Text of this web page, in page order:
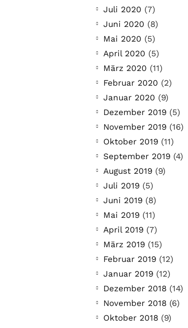
Juli 2020 (7)
Juni 2020 (8)
Mai 2020 (5)
April 2020 (5)
März 2020 (11)
Februar 2020 (2)
Januar 2020 (9)
Dezember 2019 (5)
November 2019 (16)
Oktober 2019 (11)
September 2019 (4)
August 2019 (9)
Juli 2019 (5)
Juni 2019 (8)
Mai 2019 (11)
April 2019 (7)
März 2019 (15)
Februar 2019 (12)
Januar 2019 (12)
Dezember 2018 (14)
November 2018 (6)
Oktober 2018 (9)